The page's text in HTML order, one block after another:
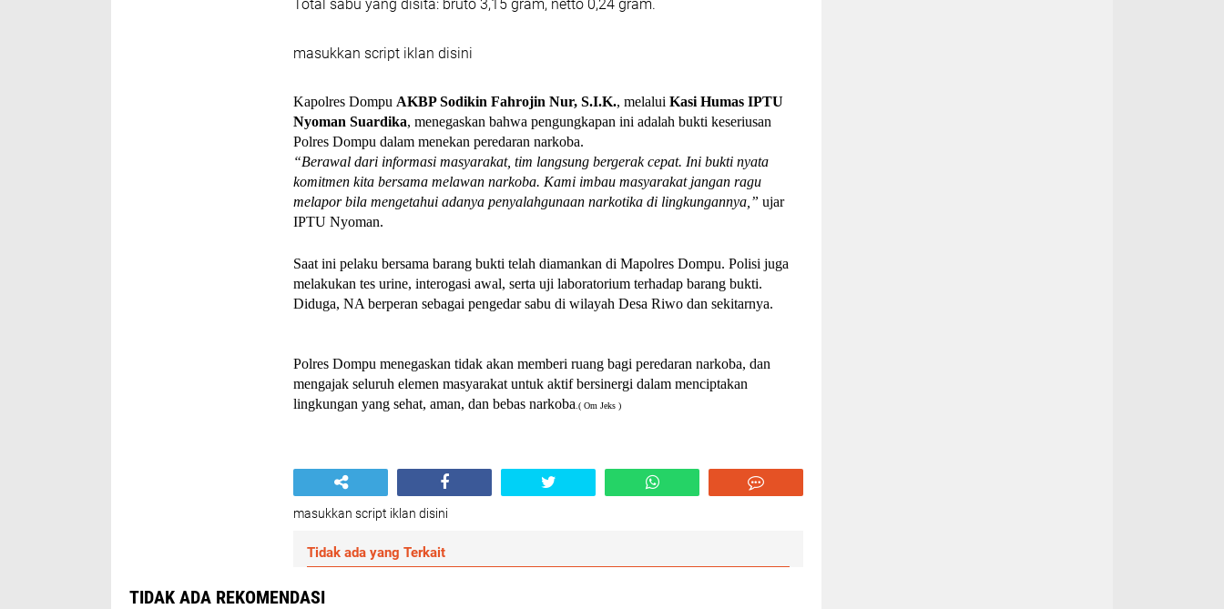
Total sabu yang disita: bruto 3,15 gram, netto 0,24 gram.
masukkan script iklan disini
Kapolres Dompu AKBP Sodikin Fahrojin Nur, S.I.K., melalui Kasi Humas IPTU
Nyoman Suardika, menegaskan bahwa pengungkapan ini adalah bukti keseriusan
Polres Dompu dalam menekan peredaran narkoba.
“Berawal dari informasi masyarakat, tim langsung bergerak cepat. Ini bukti nyata
komitmen kita bersama melawan narkoba. Kami imbau masyarakat jangan ragu
melapor bila mengetahui adanya penyalahgunaan narkotika di lingkungannya,” ujar
IPTU Nyoman.
Saat ini pelaku bersama barang bukti telah diamankan di Mapolres Dompu. Polisi juga
melakukan tes urine, interogasi awal, serta uji laboratorium terhadap barang bukti.
Diduga, NA berperan sebagai pengedar sabu di wilayah Desa Riwo dan sekitarnya.
Polres Dompu menegaskan tidak akan memberi ruang bagi peredaran narkoba, dan
mengajak seluruh elemen masyarakat untuk aktif bersinergi dalam menciptakan
lingkungan yang sehat, aman, dan bebas narkoba .( Om Jeks )
masukkan script iklan disini
Tidak ada yang Terkait
TIDAK ADA REKOMENDASI